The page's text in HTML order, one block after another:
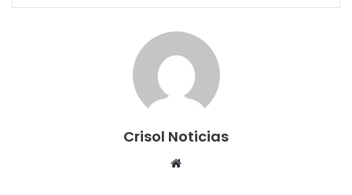
Crisol Noticias